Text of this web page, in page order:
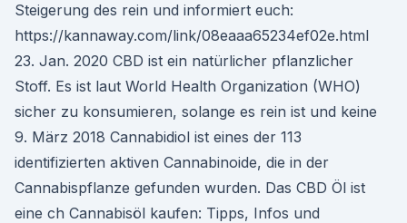
Steigerung des rein und informiert euch:
https://kannaway.com/link/08eaaa65234ef02e.html
23. Jan. 2020 CBD ist ein natürlicher pflanzlicher
Stoff. Es ist laut World Health Organization (WHO)
sicher zu konsumieren, solange es rein ist und keine
9. März 2018 Cannabidiol ist eines der 113
identifizierten aktiven Cannabinoide, die in der
Cannabispflanze gefunden wurden. Das CBD Öl ist
eine ch Cannabisöl kaufen: Tipps, Infos und